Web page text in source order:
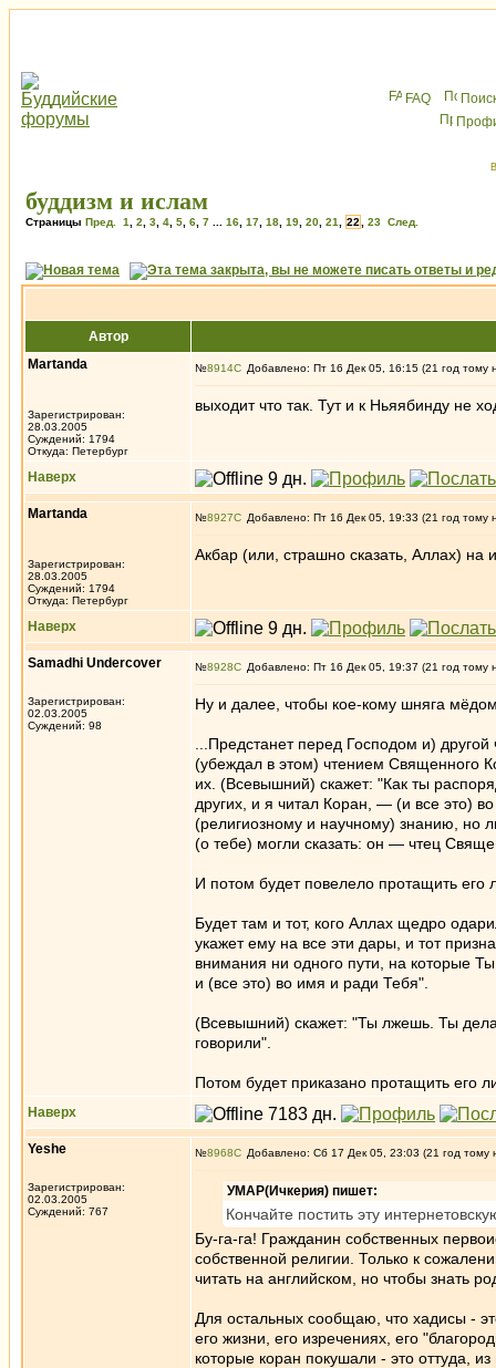
FAQ
буддизм и ислам
Страницы Пред. 1 2 3 4 5 6 7 16 17 18 19 20 21 22 23 След.
Автор
Martanda
Зарегистрирован:
28.03.2005
Суждений: 1794
Откуда: Петербург
№8914 Добавлено: Пт 16 Дек 05, 16:15 (21 год тому
выходит что так. Тут и к Ньяябинду не
Наверх
Martanda
Зарегистрирован:
28.03.2005
Суждений: 1794
Откуда: Петербург
№8927 Добавлено: Пт 16 Дек 05, 19:33 (21 год тому
Акбар (или, страшно сказать, Аллах) на
Наверх
Samadhi Undercover
Зарегистрирован:
02.03.2005
Суждений: 98
№8928 Добавлено: Пт 16 Дек 05, 19:37 (21 год тому
Ну и далее, чтобы кое-кому шняга
...Предстанет перед Господом и)
(убеждал в этом) чтением Священного
их. (Всевышний) скажет: "Как ты
других, и я читал Коран, — (и все это)
(религиозному и научному) знанию, но
(о тебе) могли сказать: он — чтец
И потом будет повелело протащить его
Будет там и тот, кого Аллах щедро
укажет ему на все эти дары, и тот
внимания ни одного пути, на которые
и (все это) во имя и ради Тебя".
(Всевышний) скажет: "Ты лжешь. Ты
говорили".
Потом будет приказано протащить его
Наверх
Yeshe
Зарегистрирован:
02.03.2005
Суждений: 767
№8968 Добавлено: Сб 17 Дек 05, 23:03 (21 год тому
УМАР(Ичкерия) пишет:
Кончайте постить эту
Бу-га-га! Гражданин собственных
собственной религии. Только к
читать на английском, но чтобы знать
Для остальных сообщаю, что хадисы -
его жизни, его изречениях, его
которые коран покушали - это оттуда,